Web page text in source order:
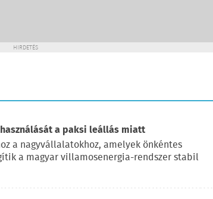
HIRDETÉS
a paksi leállás miatt
a nagyvállalatokhoz, amelyek önkéntes
a magyar villamosenergia-rendszer stabil